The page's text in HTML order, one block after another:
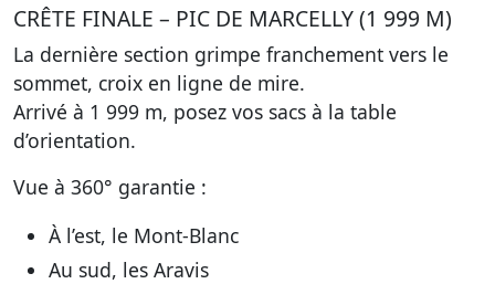
CRÊTE FINALE – PIC DE MARCELLY (1 999 M)
La dernière section grimpe franchement vers le
sommet, croix en ligne de mire.
Arrivé à 1 999 m, posez vos sacs à la table
d’orientation.
Vue à 360° garantie :
À l’est, le Mont-Blanc
Au sud, les Aravis